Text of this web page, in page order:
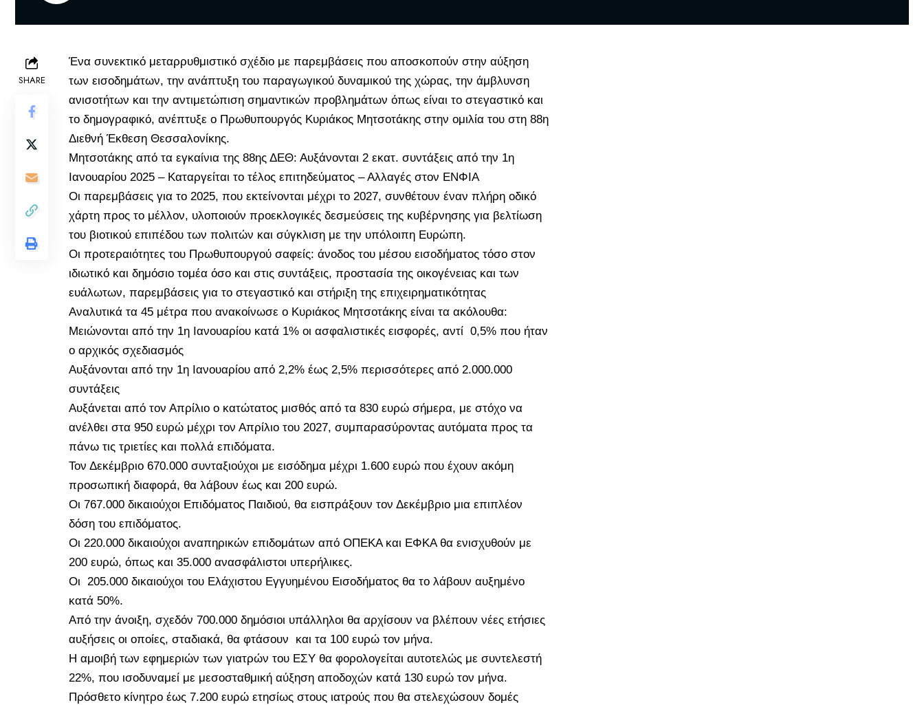
SHARE
Ένα συνεκτικό μεταρρυθμιστικό σχέδιο με παρεμβάσεις που αποσκοπούν στην αύξηση
των εισοδημάτων, την ανάπτυξη του παραγωγικού δυναμικού της χώρας, την άμβλυνση
ανισοτήτων και την αντιμετώπιση σημαντικών προβλημάτων όπως είναι το στεγαστικό και
το δημογραφικό, ανέπτυξε ο Πρωθυπουργός Κυριάκος Μητσοτάκης στην ομιλία του στη 88η
Διεθνή Έκθεση Θεσσαλονίκης.
Μητσοτάκης από τα εγκαίνια της 88ης ΔΕΘ: Αυξάνονται 2 εκατ. συντάξεις από την 1η
Ιανουαρίου 2025 – Καταργείται το τέλος επιτηδεύματος – Αλλαγές στον ΕΝΦΙΑ
Οι παρεμβάσεις για το 2025, που εκτείνονται μέχρι το 2027, συνθέτουν έναν πλήρη οδικό
χάρτη προς το μέλλον, υλοποιούν προεκλογικές δεσμεύσεις της κυβέρνησης για βελτίωση
του βιοτικού επιπέδου των πολιτών και σύγκλιση με την υπόλοιπη Ευρώπη.
Οι προτεραιότητες του Πρωθυπουργού σαφείς: άνοδος του μέσου εισοδήματος τόσο στον
ιδιωτικό και δημόσιο τομέα όσο και στις συντάξεις, προστασία της οικογένειας και των
ευάλωτων, παρεμβάσεις για το στεγαστικό και στήριξη της επιχειρηματικότητας
Αναλυτικά τα 45 μέτρα που ανακοίνωσε ο Κυριάκος Μητσοτάκης είναι τα ακόλουθα:
Μειώνονται από την 1η Ιανουαρίου κατά 1% οι ασφαλιστικές εισφορές, αντί 0,5% που ήταν
ο αρχικός σχεδιασμός
Αυξάνονται από την 1η Ιανουαρίου από 2,2% έως 2,5% περισσότερες από 2.000.000
συντάξεις
Αυξάνεται από τον Απρίλιο ο κατώτατος μισθός από τα 830 ευρώ σήμερα, με στόχο να
ανέλθει στα 950 ευρώ μέχρι τον Απρίλιο του 2027, συμπαρασύροντας αυτόματα προς τα
πάνω τις τριετίες και πολλά επιδόματα.
Τον Δεκέμβριο 670.000 συνταξιούχοι με εισόδημα μέχρι 1.600 ευρώ που έχουν ακόμη
προσωπική διαφορά, θα λάβουν έως και 200 ευρώ.
Οι 767.000 δικαιούχοι Επιδόματος Παιδιού, θα εισπράξουν τον Δεκέμβριο μια επιπλέον
δόση του επιδόματος.
Οι 220.000 δικαιούχοι αναπηρικών επιδομάτων από ΟΠΕΚΑ και ΕΦΚΑ θα ενισχυθούν με
200 ευρώ, όπως και 35.000 ανασφάλιστοι υπερήλικες.
Οι 205.000 δικαιούχοι του Ελάχιστου Εγγυημένου Εισοδήματος θα το λάβουν αυξημένο
κατά 50%.
Από την άνοιξη, σχεδόν 700.000 δημόσιοι υπάλληλοι θα αρχίσουν να βλέπουν νέες ετήσιες
αυξήσεις οι οποίες, σταδιακά, θα φτάσουν
και τα 100 ευρώ τον μήνα.
Η αμοιβή των εφημεριών των γιατρών του ΕΣΥ θα φορολογείται αυτοτελώς με συντελεστή
22%, που ισοδυναμεί με μεσοσταθμική αύξηση αποδοχών κατά 130 ευρώ τον μήνα.
Πρόσθετο κίνητρο έως 7.200 ευρώ ετησίως στους ιατρούς που θα στελεχώσουν δομές